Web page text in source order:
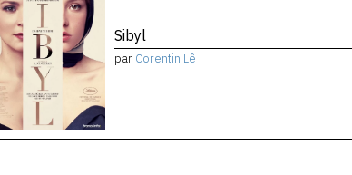
Sibyl
par Corentin Lê